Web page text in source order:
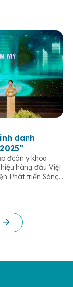
danh
đoàn y khoa
hàng đầu Việt
Phát triển Sáng